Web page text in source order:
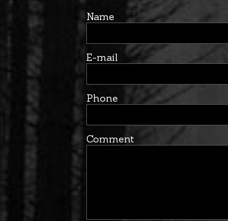
Name
E-mail
Phone
Comment